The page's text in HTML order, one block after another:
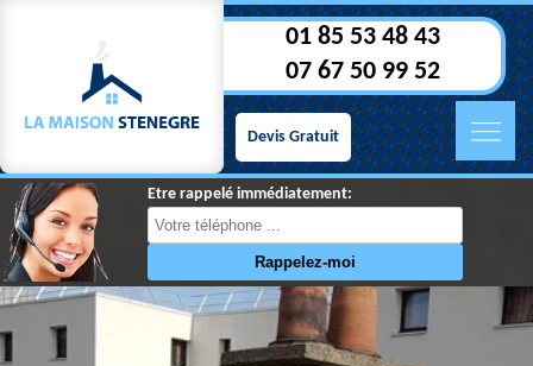
01 85 53 48 43
07 67 50 99 52
Devis Gratuit
Etre rappelé immédiatement: